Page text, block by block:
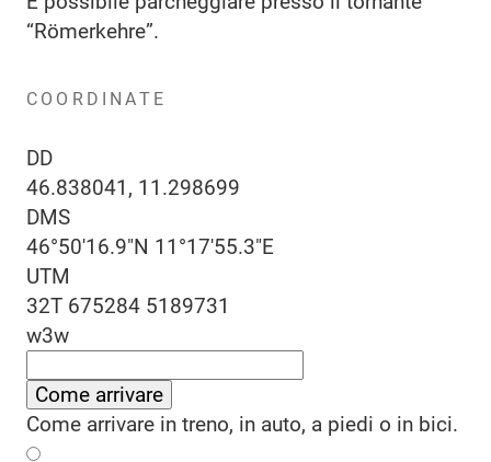
“Römerkehre”.
COORDINATE
DD
46.838041, 11.298699
DMS
46°50'16.9"N 11°17'55.3"E
UTM
32T 675284 5189731
w3w
Come arrivare
Come arrivare in treno, in auto, a piedi o in bici.